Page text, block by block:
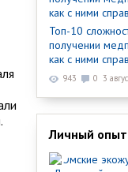
Топ-10
получении
как с ними
943 0 3
Личный опыт